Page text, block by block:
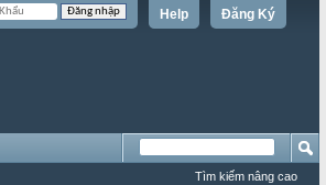
Đăng Ký
Help
Tìm kiếm nâng cao